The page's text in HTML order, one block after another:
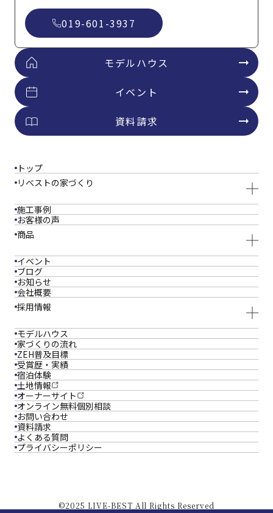
019-601-3937
モデルハウス
イベント
資料請求
トップ
リベストの家づくり
施工事例
お客様の声
商品
イベント
ブログ
お知らせ
会社概要
採用情報
モデルハウス
家づくりの流れ
ZEH普及目標
受賞歴・実績
宿泊体験
土地情報
オーナーサイト
オンライン無料個別相談
お問い合わせ
資料請求
よくある質問
プライバシーポリシー
©2025 LIVE-BEST All Rights Reserved